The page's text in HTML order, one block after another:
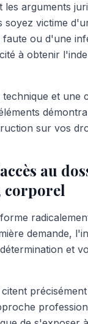
arguments
soyez victime
ou d'une
à obtenir
et une
sur vos
au
corporel
demande,
et